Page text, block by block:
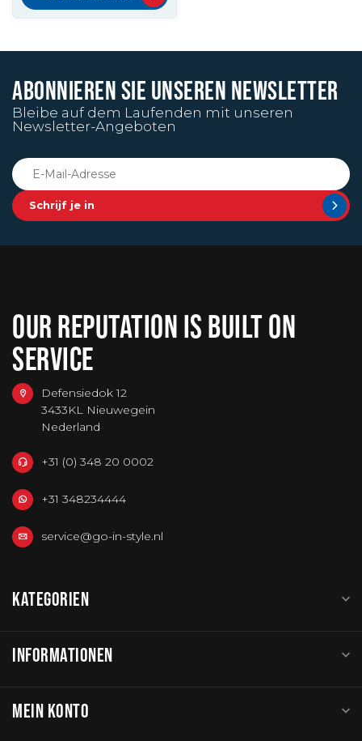
ABONNIEREN SIE UNSEREN NEWSLETTER
Bleibe auf dem Laufenden mit unseren
Newsletter-Angeboten
Schrijf je in
OUR REPUTATION IS BUILT ON
SERVICE
Defensiedok 12
3433KL Nieuwegein
Nederland
+31 (0) 348 20 0002
+31 348234444
service@go-in-style.nl
KATEGORIEN
INFORMATIONEN
MEIN KONTO